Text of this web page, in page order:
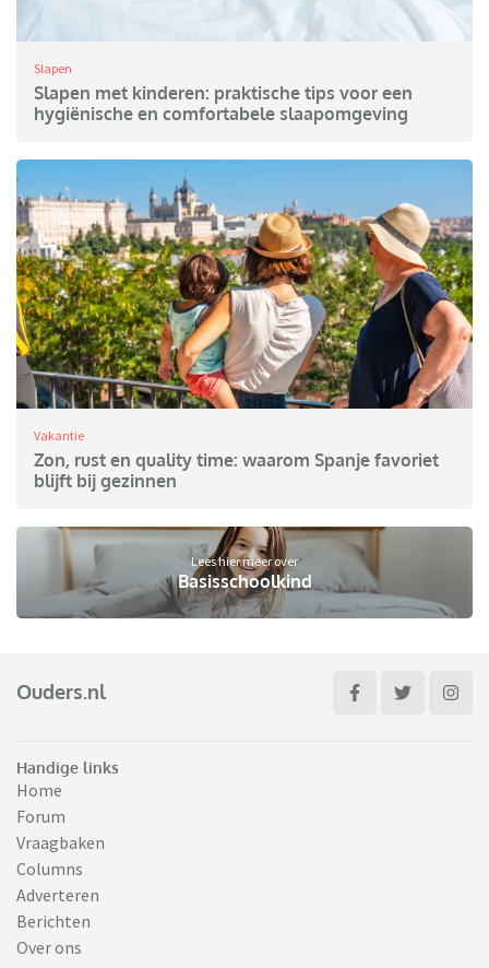
Slapen
Slapen met kinderen: praktische tips voor een
hygiënische en comfortabele slaapomgeving
Vakantie
Zon, rust en quality time: waarom Spanje favoriet
blijft bij gezinnen
Lees hier meer over
Basisschoolkind
Ouders.nl
Handige links
Home
Forum
Vraagbaken
Columns
Adverteren
Berichten
Over ons